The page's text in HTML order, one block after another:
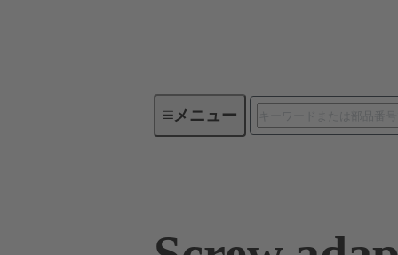
メニュー産業用コネクタ / Han®